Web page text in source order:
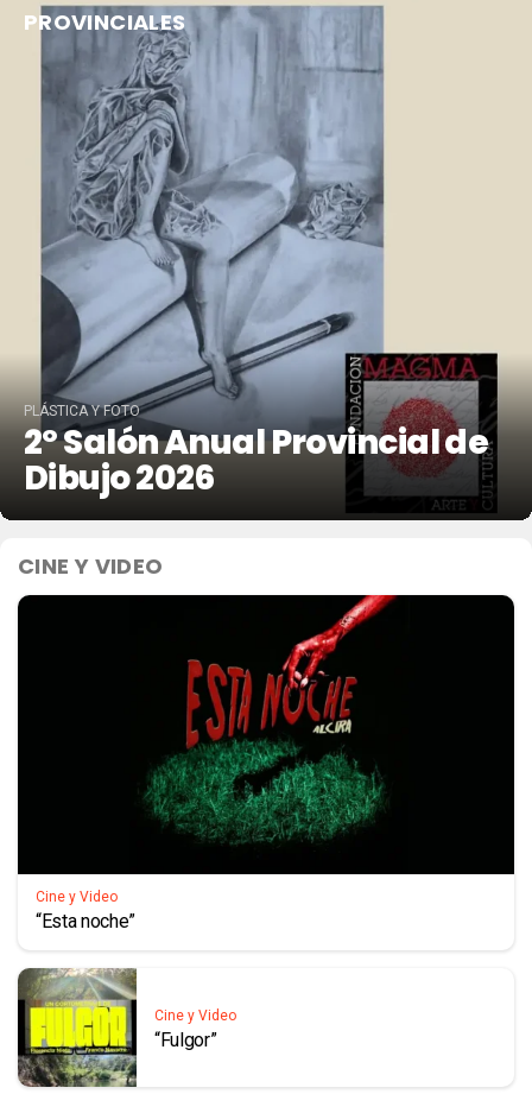
PROVINCIALES
PLÁSTICA Y FOTO
2º Salón Anual Provincial de
Dibujo 2026
CINE Y VIDEO
Cine y Video
“Esta noche”
Cine y Video
“Fulgor”